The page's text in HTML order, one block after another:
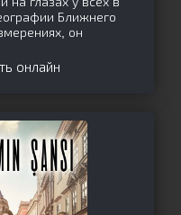
Ближнего
он
онлайн